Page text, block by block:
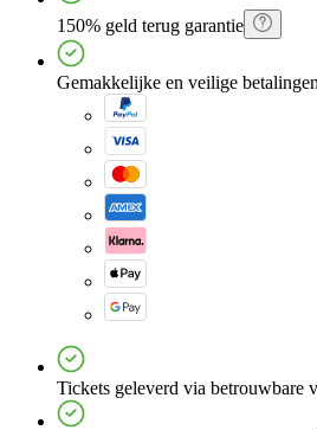
150% geld terug garantie
Gemakkelijke en veilige betalingen
Tickets geleverd via betrouwbare